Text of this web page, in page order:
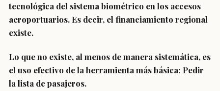
tecnológica del sistema biométrico en los accesos
aeroportuarios. Es decir, el financiamiento regional
existe.
Lo que no existe, al menos de manera sistemática, es
el uso efectivo de la herramienta más básica: Pedir
la lista de pasajeros.